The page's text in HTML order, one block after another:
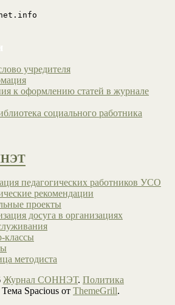
net.info
учредителя
к оформлению статей в журнале
социального работника
педагогических работников УСО
рекомендации
проекты
досуга в организациях
классы
методиста
Журнал СОННЭТ. Политика
Тема Spacious от ThemeGrill.